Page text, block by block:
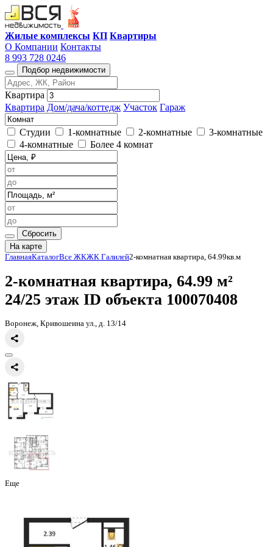
Жилые комплексы КП Квартиры
О Компании Контакты
8 993 728 0246
Подбор недвижимости
Квартира
Квартира Дом/дача/коттедж Участок Гараж
Студии 1-комнатные 2-комнатные
3-комнатные
4-комнатные
Более 4 комнат
Сбросить
На карте
Главная КаталогВсе ЖКЖК Галилей
2-комнатная квартира, 64.99
24/25 этаж
Воронеж, Кривошеина ул., д. 13/14